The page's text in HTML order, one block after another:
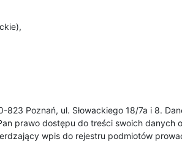
Poznań, ul. Słowackiego 18/7a i 8.
prawo dostępu do treści swoich danych
wpis do rejestru podmiotów